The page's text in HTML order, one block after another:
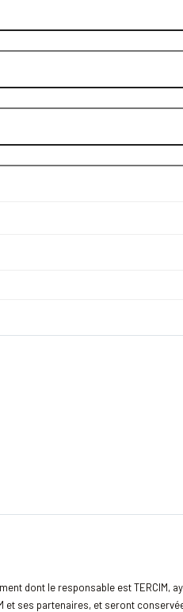
dont le responsable est TERCIM,
et ses partenaires, et seront